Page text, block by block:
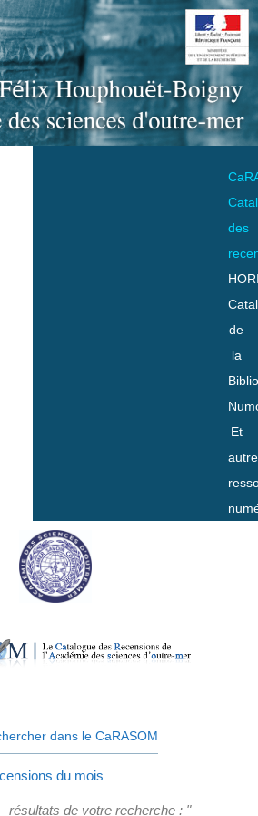
des
de
la
Et
dans le CaRASOM
du mois
résultats de votre recherche : "